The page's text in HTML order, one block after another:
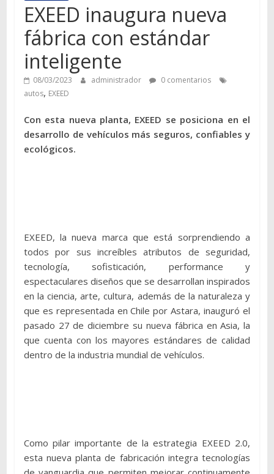
EXEED inaugura nueva
fábrica con estándar
inteligente
08/03/2023 administrador
0 comentarios
autos, EXEED
Con esta nueva planta, EXEED se posiciona en el
desarrollo de vehículos más seguros, confiables y
ecológicos.
EXEED, la nueva marca que está sorprendiendo a
todos por sus increíbles atributos de seguridad,
tecnología, sofisticación, performance y
espectaculares diseños que se desarrollan inspirados
en la ciencia, arte, cultura, además de la naturaleza y
que es representada en Chile por Astara, inauguró el
pasado 27 de diciembre su nueva fábrica en Asia, la
que cuenta con los mayores estándares de calidad
dentro de la industria mundial de vehículos.
Como pilar importante de la estrategia EXEED 2.0,
esta nueva planta de fabricación integra tecnologías